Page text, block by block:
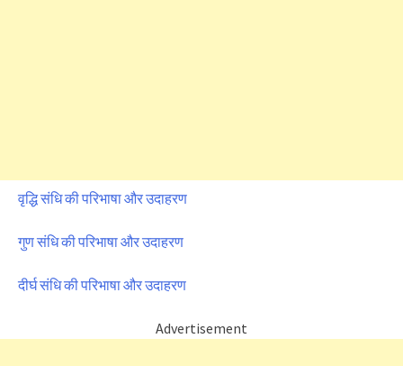
वृद्धि संधि की परिभाषा और उदाहरण
गुण संधि की परिभाषा और उदाहरण
दीर्घ संधि की परिभाषा और उदाहरण
Advertisement